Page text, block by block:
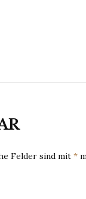
Felder sind mit *